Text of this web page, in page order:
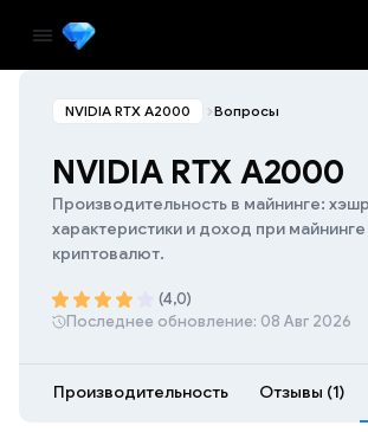
NVIDIA RTX A2000 Вопросы
NVIDIA RTX A2000
Производительность в майнинге:
характеристики и доход при
криптовалют.
(4,0)
Последнее обновление: 08 Авг 2026
Производительность Отзывы (1)